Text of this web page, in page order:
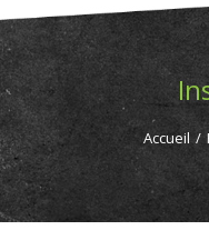
Accueil /